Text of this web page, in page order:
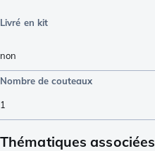
Livré en kit
non
Nombre de couteaux
1
Thématiques associées